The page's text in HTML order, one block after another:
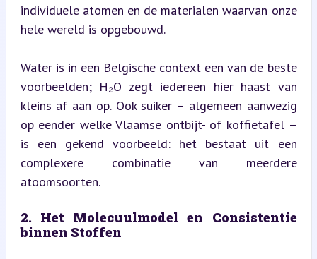
individuele atomen en de materialen waarvan onze
hele wereld is opgebouwd.
Water is in een Belgische context een van de beste
voorbeelden; H₂O zegt iedereen hier haast van
kleins af aan op. Ook suiker – algemeen aanwezig
op eender welke Vlaamse ontbijt- of koffietafel –
is een gekend voorbeeld: het bestaat uit een
complexere combinatie van meerdere
atoomsoorten.
2. Het Molecuulmodel en Consistentie
binnen Stoffen